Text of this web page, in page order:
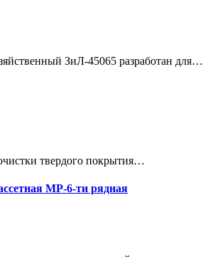
ЗиЛ-45065 разработан для…
твердого покрытия…
МР-6-ти рядная